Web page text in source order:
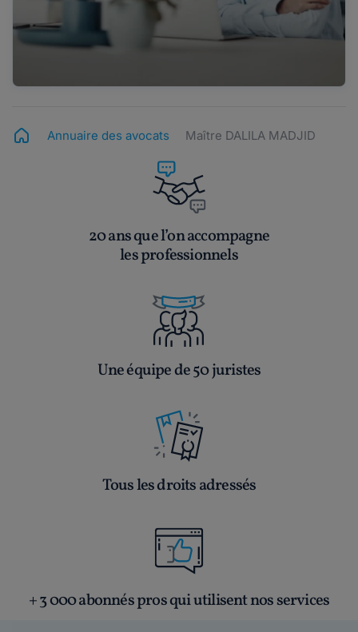
Annuaire des avocats Maître DALILA MADJID
20 ans que l’on accompagne
les professionnels
Une équipe de 50 juristes
Tous les droits adressés
+ 3 000 abonnés pros qui utilisent nos services